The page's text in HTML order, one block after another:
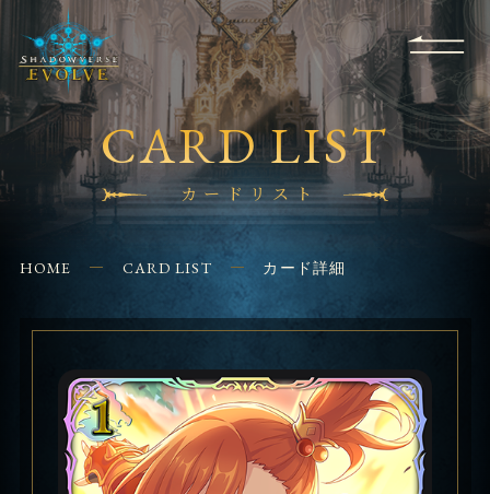
Q&A
EVENT SHOPS
FOR
BEGINNERS
APPLICATION
CONTACT
CARD LIST
カードリスト
HOME CARD LIST カード詳細